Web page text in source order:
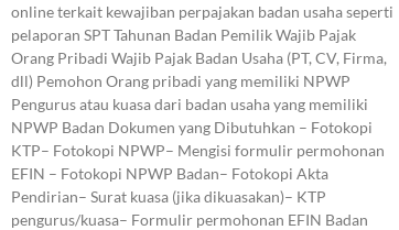
online terkait kewajiban perpajakan badan usaha seperti
pelaporan SPT Tahunan Badan Pemilik Wajib Pajak
Orang Pribadi Wajib Pajak Badan Usaha (PT, CV, Firma,
dll) Pemohon Orang pribadi yang memiliki NPWP
Pengurus atau kuasa dari badan usaha yang memiliki
NPWP Badan Dokumen yang Dibutuhkan – Fotokopi
KTP– Fotokopi NPWP– Mengisi formulir permohonan
EFIN – Fotokopi NPWP Badan– Fotokopi Akta
Pendirian– Surat kuasa (jika dikuasakan)– KTP
pengurus/kuasa– Formulir permohonan EFIN Badan